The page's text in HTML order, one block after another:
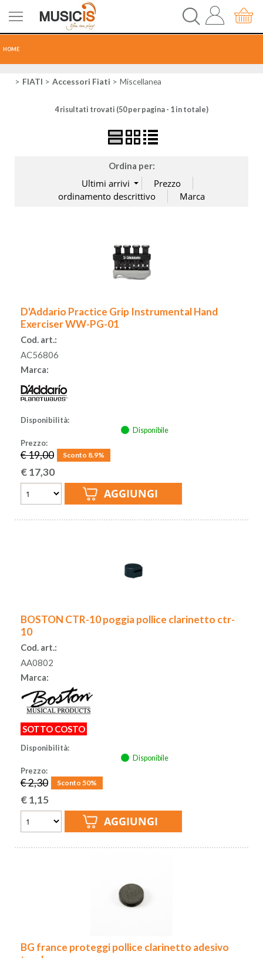
HOME
CHITARREFIATI Accessori Fiati Miscellanea
4 risultati trovati (50 per pagina - 1 in totale)
Ordina per:
D'Addario Practice Grip Instrumental Hand
Exerciser WW-PG-01
Cod. art.:
AC56806
Marca:
Disponibilità:
Disponibile
Prezzo:
€ 19,00 Sconto 8.9%
€17,30
BOSTON CTR-10 poggia pollice clarinetto ctr-
10
Cod. art.:
AA0802
Marca:
SOTTO COSTO
Disponibilità:
Disponibile
Prezzo:
€ 2,30 Sconto 50%
€1,15
BG france proteggi pollice clarinetto adesivo